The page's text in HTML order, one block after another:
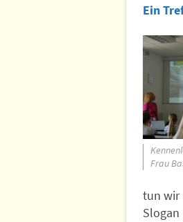
Ein
Frau
tun wir
Slogan